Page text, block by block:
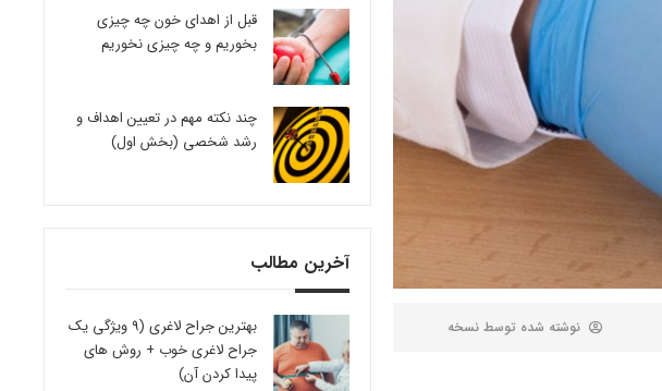
نوشته شده توسط نسخه
قبل از اهدای خون چه چیزی
بخوریم و چه چیزی نخوریم
چند نکته مهم در تعیین اهداف و
رشد شخصی (بخش اول)
آخرین مطالب
بهترین جراح لاغری (9 ویژگی یک
جراح لاغری خوب + روش های
پیدا کردن آن)